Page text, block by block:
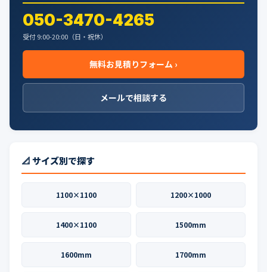
050-3470-4265
受付 9:00-20:00（日・祝休）
無料お見積りフォーム ›
メールで相談する
📐 サイズ別で探す
1100×1100 1200×1000
1400×1100 1500mm
1600mm 1700mm